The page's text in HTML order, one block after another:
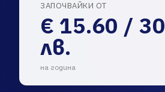
ЗАПОЧВАЙКИ ОТ
€ 15.60 /
лв.
на година